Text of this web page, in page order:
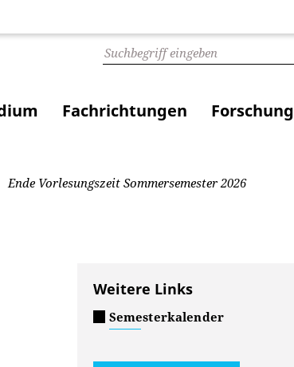
Fachrichtungen Forschung
Ende Vorlesungszeit Sommersemester 2026
Weitere Links
Semesterkalender